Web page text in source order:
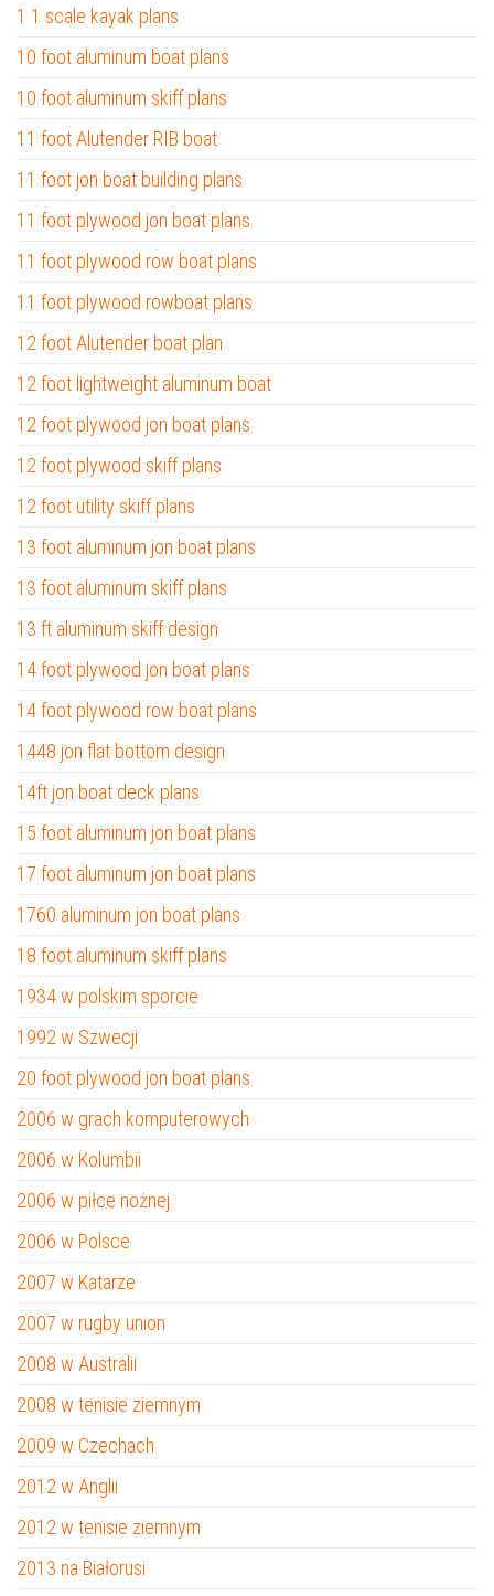
1 1 scale kayak plans
10 foot aluminum boat plans
10 foot aluminum skiff plans
11 foot Alutender RIB boat
11 foot jon boat building plans
11 foot plywood jon boat plans
11 foot plywood row boat plans
11 foot plywood rowboat plans
12 foot Alutender boat plan
12 foot lightweight aluminum boat
12 foot plywood jon boat plans
12 foot plywood skiff plans
12 foot utility skiff plans
13 foot aluminum jon boat plans
13 foot aluminum skiff plans
13 ft aluminum skiff design
14 foot plywood jon boat plans
14 foot plywood row boat plans
1448 jon flat bottom design
14ft jon boat deck plans
15 foot aluminum jon boat plans
17 foot aluminum jon boat plans
1760 aluminum jon boat plans
18 foot aluminum skiff plans
1934 w polskim sporcie
1992 w Szwecji
20 foot plywood jon boat plans
2006 w grach komputerowych
2006 w Kolumbii
2006 w piłce nożnej
2006 w Polsce
2007 w Katarze
2007 w rugby union
2008 w Australii
2008 w tenisie ziemnym
2009 w Czechach
2012 w Anglii
2012 w tenisie ziemnym
2013 na Białorusi